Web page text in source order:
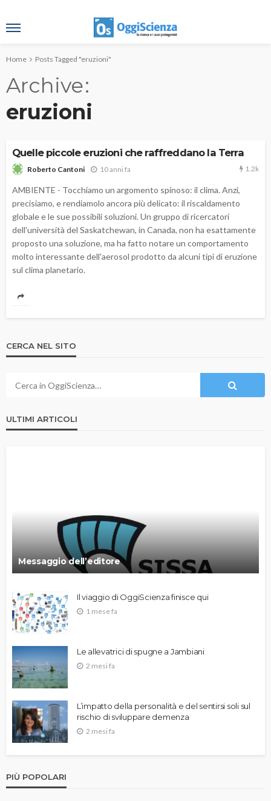
Home Posts Tagged "eruzioni"
Archive
eruzioni
Quelle piccole eruzioni che raffreddano la Terra
Roberto Cantoni 10 anni fa 1.2k
AMBIENTE - Tocchiamo un argomento spinoso: il clima. Anzi,
precisiamo, e rendiamolo ancora più delicato: il riscaldamento
globale e le sue possibili soluzioni. Un gruppo di ricercatori
dell'università del Saskatchewan, in Canada, non ha esattamente
proposto una soluzione, ma ha fatto notare un comportamento
molto interessante dell'aerosol prodotto da alcuni tipi di eruzione
sul clima planetario.
CERCA NEL SITO
ULTIMI ARTICOLI
Messaggio dell’editore
Il viaggio di OggiScienza finisce qui
1 mese fa
Le allevatrici di spugne a Jambiani
2 mesi fa
L’impatto della personalità e del sentirsi soli sul
rischio di sviluppare demenza
2 mesi fa
PIÙ POPOLARI